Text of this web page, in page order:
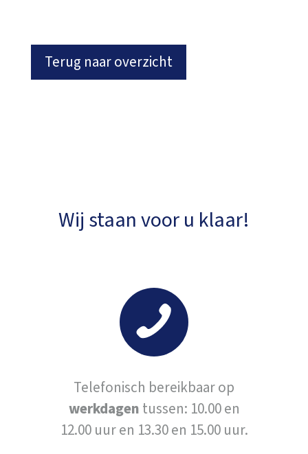
Terug naar overzicht
Wij staan voor u klaar!
Telefonisch bereikbaar op
werkdagen tussen: 10.00 en
12.00 uur en 13.30 en 15.00 uur.